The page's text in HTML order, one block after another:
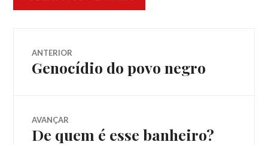
Navegação
de
Post
ANTERIOR
Post
Genocídio do povo negro
AVANÇAR
Próximo
De quem é esse banheiro?